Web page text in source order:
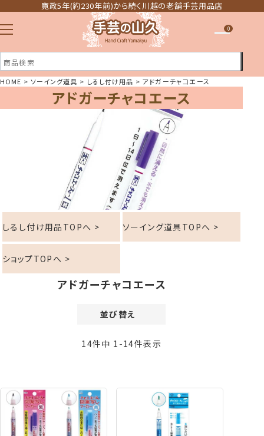
寛政5年(約230年前)から続く川越の老舗手芸用品店
注文履歴
ほしい物リスト
0
HOME ソーイング道具 しるし付け用品 アドガーチャコエース
アドガーチャコエース
しるし付け用品TOPへ > ソーイング道具TOPへ >
ショップTOPへ >
アドガーチャコエース
並び替え
価格が高い順
おすすめ順
14件中 1 -14件表示